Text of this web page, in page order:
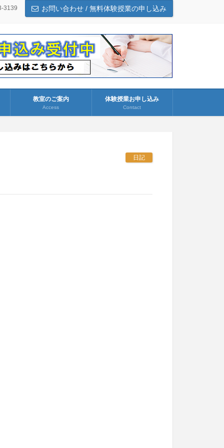
3139 お問い合わせ / 無料体験授業の申し込み
教室のご案内
Access
体験授業お申し込み
Contact
日記